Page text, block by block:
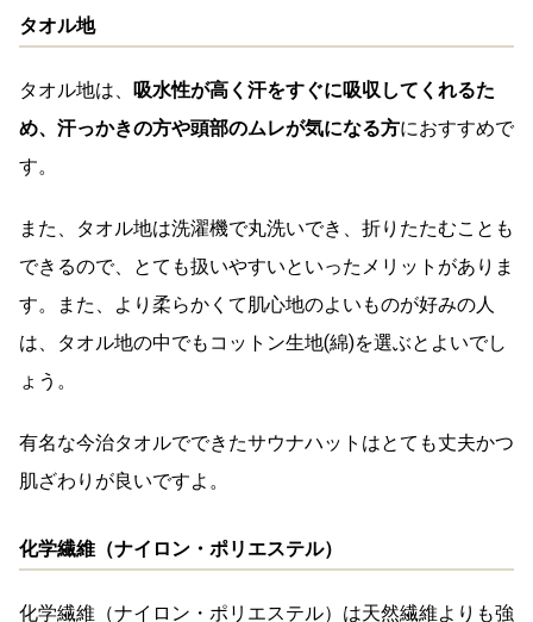
タオル地
タオル地は、 吸水性が高く汗をすぐに吸収してくれるた
め、汗っかきの方や頭部のムレが気になる方におすすめで
す。
また、タオル地は洗濯機で丸洗いでき、折りたたむことも
できるので、とても扱いやすいといったメリットがありま
す。また、より柔らかくて肌心地のよいものが好みの人
は、タオル地の中でもコットン生地(綿)を選ぶとよいでし
ょう。
有名な今治タオルでできたサウナハットはとても丈夫かつ
肌ざわりが良いですよ。
化学繊維（ナイロン・ポリエステル）
化学繊維（ナイロン・ポリエステル）は天然繊維よりも強